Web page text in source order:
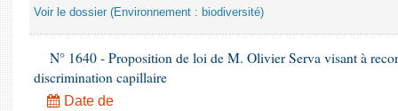
Voir le dossier (Environnement : biodiversité)
N° 1640 - Proposition de loi de M. Olivier Serva visant à
discrimination capillaire
Date de